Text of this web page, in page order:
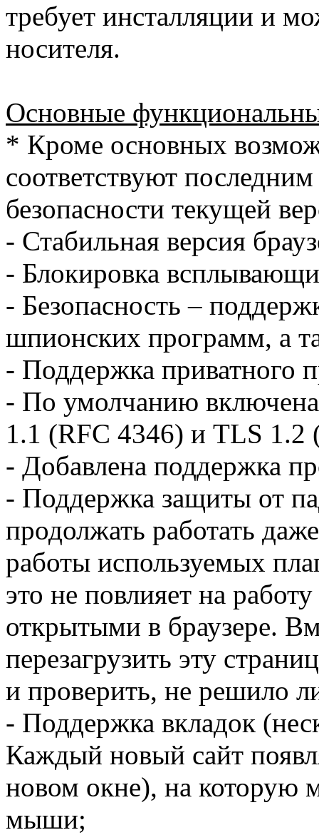
требует инсталляции и
носителя.
Основные
* Кроме основных
соответствуют
безопасности текущей
- Стабильная версия
- Блокировка
- Безопасность –
шпионских программ, а
- Поддержка приватного
- По умолчанию
1.1 (RFC 4346) и TLS 1.2
- Добавлена поддержка
- Поддержка защиты от
продолжать работать
работы используемых
это не повлияет на
открытыми в браузере.
перезагрузить эту
и проверить, не решило
- Поддержка вкладок
Каждый новый сайт
новом окне), на которую
мыши;